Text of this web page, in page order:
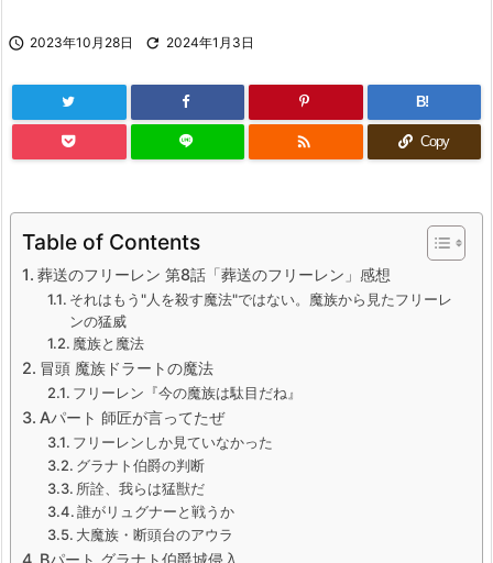
 2023年10月28日  2024年1月3日
B!
 Copy
Table of Contents
葬送のフリーレン 第8話「葬送のフリーレン」感想
それはもう"人を殺す魔法"ではない。魔族から見たフリーレ
ンの猛威
魔族と魔法
冒頭 魔族ドラートの魔法
フリーレン『今の魔族は駄目だね』
Aパート 師匠が言ってたぜ
フリーレンしか見ていなかった
グラナト伯爵の判断
所詮、我らは猛獣だ
誰がリュグナーと戦うか
大魔族・断頭台のアウラ
Bパート グラナト伯爵城侵入